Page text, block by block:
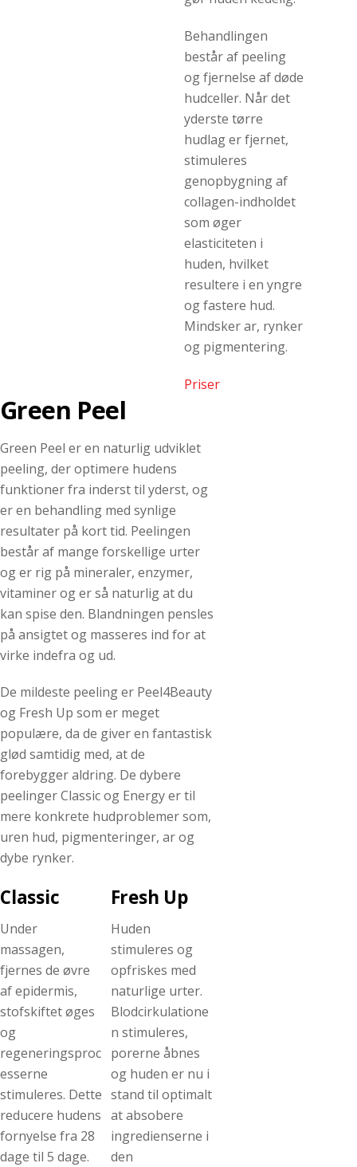
Behandlingen
består af peeling
og fjernelse af døde
hudceller. Når det
yderste tørre
hudlag er fjernet,
stimuleres
genopbygning af
collagen-indholdet
som øger
elasticiteten i
huden, hvilket
resultere i en yngre
og fastere hud.
Mindsker ar, rynker
og pigmentering.
Priser
Green Peel
Green Peel er en naturlig udviklet
peeling, der optimere hudens
funktioner fra inderst til yderst, og
er en behandling med synlige
resultater på kort tid. Peelingen
består af mange forskellige urter
og er rig på mineraler, enzymer,
vitaminer og er så naturlig at du
kan spise den. Blandningen pensles
på ansigtet og masseres ind for at
virke indefra og ud.
De mildeste peeling er Peel4Beauty
og Fresh Up som er meget
populære, da de giver en fantastisk
glød samtidig med, at de
forebygger aldring. De dybere
peelinger Classic og Energy er til
mere konkrete hudproblemer som,
uren hud, pigmenteringer, ar og
dybe rynker.
Classic
Under
massagen,
fjernes de øvre
af epidermis,
stofskiftet øges
og
regeneringsproc
esserne
stimuleres. Dette
reducere hudens
fornyelse fra 28
dage til 5 dage.
Fresh Up
Huden
stimuleres og
opfriskes med
naturlige urter.
Blodcirkulatione
n stimuleres,
porerne åbnes
og huden er nu i
stand til optimalt
at absobere
ingredienserne i
den